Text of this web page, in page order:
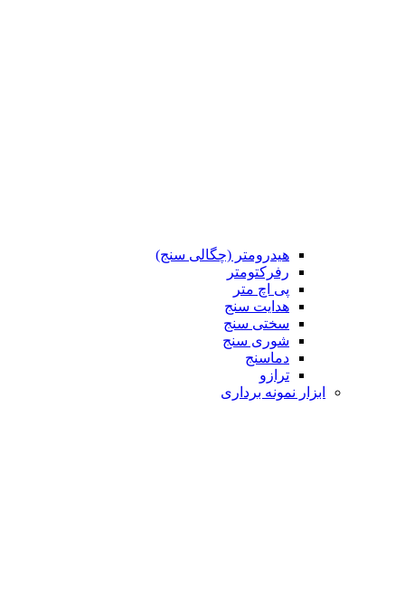
هیدرومتر (چگالی سنج)
رفرکتومتر
پی اچ متر
هدایت سنج
سختی سنج
شوری سنج
دماسنج
ترازو
ابزار نمونه برداری